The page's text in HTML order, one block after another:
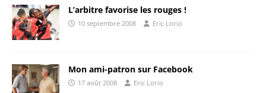
L’arbitre favorise les rouges !
10 septembre 2008 Eric Lorio
Mon ami-patron sur Facebook
17 août 2008 Eric Lorio